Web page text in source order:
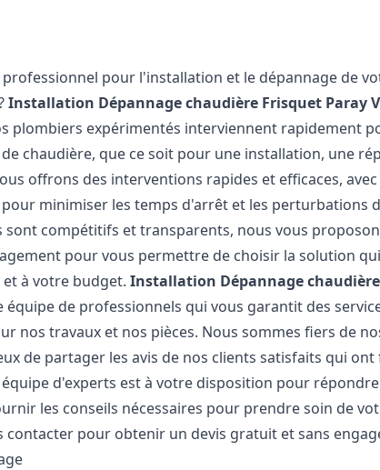
pour l'installation et le dépannage de
Installation Dépannage chaudière Frisquet Paray
plombiers expérimentés interviennent rapidement
chaudière, que ce soit pour une installation, une
offrons des interventions rapides et efficaces,
minimiser les temps d'arrêt et les perturbations
compétitifs et transparents, nous vous
pour vous permettre de choisir la solution
et à votre budget.Installation Dépannage
équipe de professionnels qui vous garantit des
nos travaux et nos pièces. Nous sommes fiers de
de partager les avis de nos clients satisfaits qui ont
d'experts est à votre disposition pour
les conseils nécessaires pour prendre soin de
contacter pour obtenir un devis gratuit et sans